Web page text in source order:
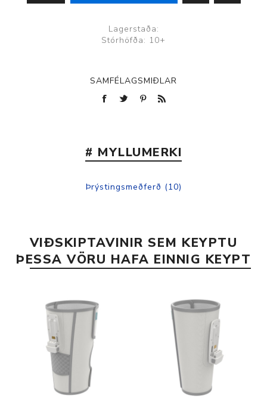
Lagerstaða:
Stórhöfða: 10+
SAMFÉLAGSMIÐLAR
# MYLLUMERKI
Þrýstingsmeðferð (10)
VIÐSKIPTAVINIR SEM KEYPTU
ÞESSA VÖRU HAFA EINNIG KEYPT